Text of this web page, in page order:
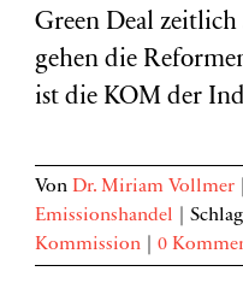
Green Deal
gehen die
ist die KOM der
Von Dr. Miriam Vollmer
Emissionshandel
Kommission
0